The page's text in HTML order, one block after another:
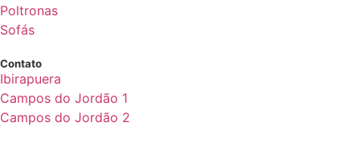
Poltronas
Sofás
Contato
Ibirapuera
Campos do Jordão 1
Campos do Jordão 2